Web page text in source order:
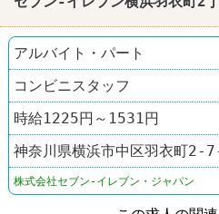
アルバイト・パート
コンビニスタッフ
時給1225円～1531円
神奈川県横浜市中区羽衣町2-
株式会社セブン-イレブン・ジャパン